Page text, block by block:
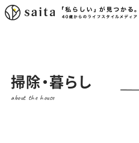
掃除・暮らし
about the house